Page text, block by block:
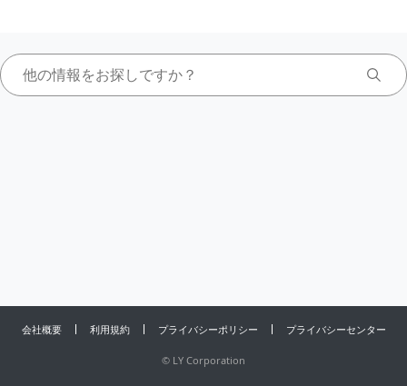
会社概要 利用規約 プライバシーポリシー プライバシーセンター
© LY Corporation